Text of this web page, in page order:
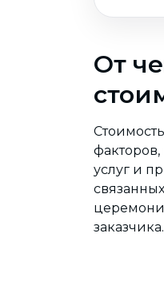
От
услуг и
заказчика.